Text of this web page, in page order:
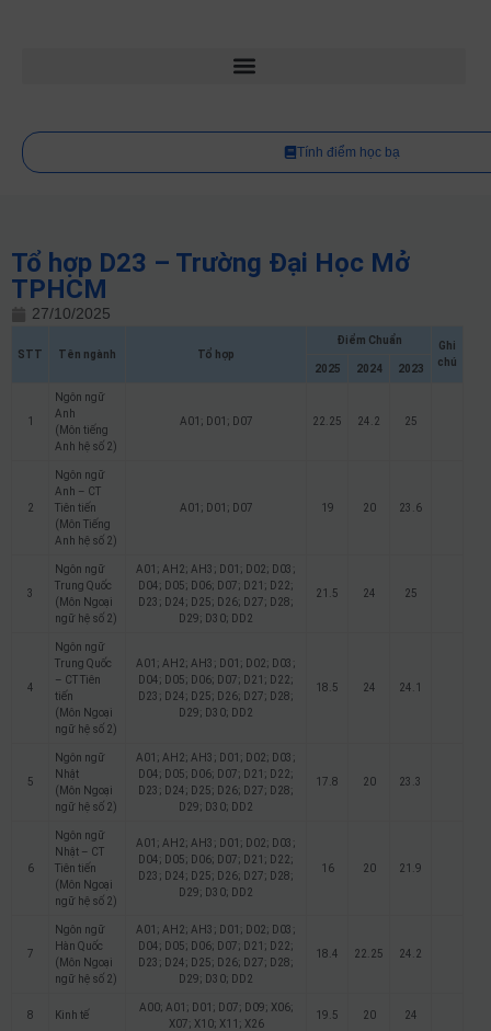
Tính điểm học bạ
Tổ hợp D23 – Trường Đại Học Mở
TPHCM
27/10/2025
STT Tên ngành Tổ hợp
Điểm Chuẩn
Ghi
chú
2025 2024 2023
1
Ngôn ngữ
Anh
(Môn tiếng
Anh hệ số 2)
A01; D01; D07 22.25 24.2 25
2
Ngôn ngữ
Anh – CT
Tiên tiến
(Môn Tiếng
Anh hệ số 2)
A01; D01; D07 19 20 23.6
3
Ngôn ngữ
Trung Quốc
(Môn Ngoại
ngữ hệ số 2)
A01; AH2; AH3; D01; D02; D03;
D04; D05; D06; D07; D21; D22;
D23; D24; D25; D26; D27; D28;
D29; D30; DD2
21.5 24 25
4
Ngôn ngữ
Trung Quốc
– CT Tiên
tiến
(Môn Ngoại
ngữ hệ số 2)
A01; AH2; AH3; D01; D02; D03;
D04; D05; D06; D07; D21; D22;
D23; D24; D25; D26; D27; D28;
D29; D30; DD2
18.5 24 24.1
5
Ngôn ngữ
Nhật
(Môn Ngoại
ngữ hệ số 2)
A01; AH2; AH3; D01; D02; D03;
D04; D05; D06; D07; D21; D22;
D23; D24; D25; D26; D27; D28;
D29; D30; DD2
17.8 20 23.3
6
Ngôn ngữ
Nhật – CT
Tiên tiến
(Môn Ngoại
ngữ hệ số 2)
A01; AH2; AH3; D01; D02; D03;
D04; D05; D06; D07; D21; D22;
D23; D24; D25; D26; D27; D28;
D29; D30; DD2
16 20 21.9
7
Ngôn ngữ
Hàn Quốc
(Môn Ngoại
ngữ hệ số 2)
A01; AH2; AH3; D01; D02; D03;
D04; D05; D06; D07; D21; D22;
D23; D24; D25; D26; D27; D28;
D29; D30; DD2
18.4 22.25 24.2
8 Kinh tế
A00; A01; D01; D07; D09; X06;
X07; X10; X11; X26
19.5 20 24